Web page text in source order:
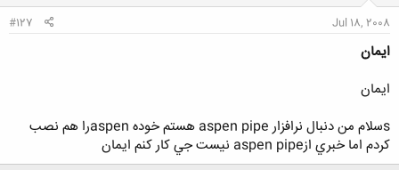
Jul 18, 2008
#127
ايمان
ايمان
sسلام من دنبال نرافزار aspen pipe هستم خوده aspenرا هم نصب
كردم اما خبري ازaspen pipe نيست جي كار كنم ايمان